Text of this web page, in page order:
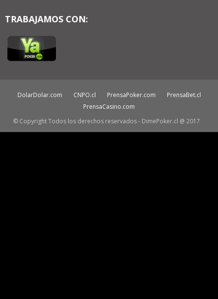
TRABAJAMOS CON:
DolarDolar.com CNPO.cl PrensaPoker.com
PrensaBet.cl
PrensaCasino.com
© Copyright Todos los derechos reservados - DimePoker.cl @ 2017